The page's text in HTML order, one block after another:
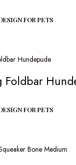
FOR PETS
Foldbar
FOR PETS